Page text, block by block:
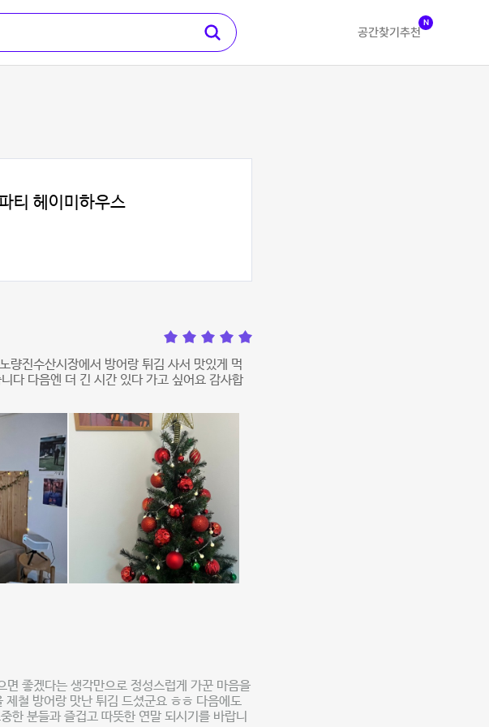
공간찾기 추천
N
티 헤이미하우스
량진수산시장에서 방어랑 튀김 사서 맛있게 먹
다 다음엔 더 긴 시간 있다 가고 싶어요 감사합
좋겠다는 생각만으로 정성스럽게 가꾼 마음을
철 방어랑 맛난 튀김 드셨군요 ㅎㅎ 다음에도
한 분들과 즐겁고 따뜻한 연말 되시기를 바랍니